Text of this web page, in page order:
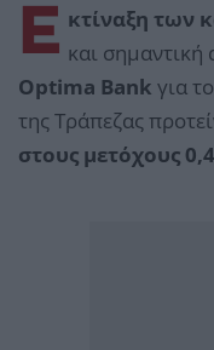
Ε κτίναξη των
και
Optima Bank για
της Τράπεζας
στους μετόχους